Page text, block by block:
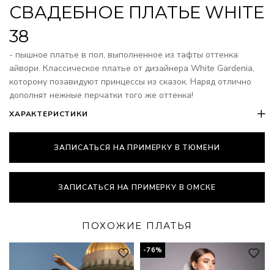
СВАДЕБНОЕ ПЛАТЬЕ WHITE
38
- пышное платье в пол, выполненное из тафты оттенка
айвори. Классическое платье от дизайнера White Gardenia,
которому позавидуют принцессы из сказок. Наряд отлично
дополнят нежные перчатки того же оттенка!
ХАРАКТЕРИСТИКИ
ЗАПИСАТЬСЯ НА ПРИМЕРКУ В ТЮМЕНИ
ЗАПИСАТЬСЯ НА ПРИМЕРКУ В ОМСКЕ
ПОХОЖИЕ ПЛАТЬЯ
-76%